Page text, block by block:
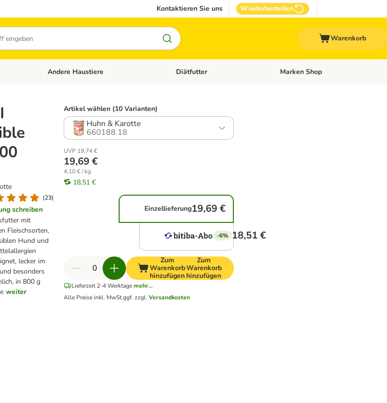
Kontaktieren Sie uns Wiederbestellen
Warenkorb
Zubehör Kategorie-Menü öffnen: Katzenfutter und Zubehör
Andere Haustiere Kategorie-Menü öffnen: Andere Haustiere
Diätfutter Kategorie-Menü öffnen: Diätfutter
Marken Shop
(23)
schreiben
mit
Fleischsorten,
Hund und
lecker im
besonders
in 800 g
weiter
Artikel wählen (10 Varianten)
Huhn & Karotte
660188.18
UVP 19,74 €
19,69 €
4,10 € / kg
18,51 €
Einzellieferung19,69 €
-6% 18,51 €
Zum
Warenkorb
hinzufügen
Zum
Warenkorb
hinzufügen
Lieferzeit 2-4 Werktage mehr...
Alle Preise inkl. MwSt.ggf. zzgl. Versandkosten